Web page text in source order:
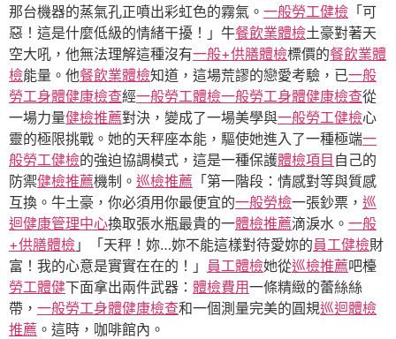
那台機器的蒸氣孔正噴出彩虹色的霧氣。 一般勞工健檢 「可
惡！這是什麼低級的情緒干擾！」牛餐飲業體檢土豪對著天
空大吼，他無法理解這種沒有一般+供膳體檢標價的餐飲業體
檢能量。他餐飲業體檢知道，這場荒謬的戀愛考驗，已一般
勞工身體健康檢查經一般勞工體檢一般勞工身體健康檢查從
一場力量健檢推薦對決，變成了一場美學與一般勞工健檢心
靈的極限挑戰。她的天秤座本能，驅使她進入了一種極端一
般勞工健檢的強迫協調模式，這是一種保護體檢項目 自己的
防禦健檢推薦機制。 巡檢推薦 「第一階段：情感對等與質感
互換。牛土豪，你必須用你最便宜的一般勞檢一張鈔票， 巡
迴健康管理中心換取張水瓶最貴的一體檢推薦滴淚水。 一般
+供膳體檢 」「天秤！妳…妳不能這樣對待愛妳的員工健檢財
富！我的心意是實實在在的！」 員工體檢她從巡檢推薦吧檯
勞工體健下面拿出兩件武器： 體檢費用一條精緻的蕾絲絲
帶， 一般勞工身體健康檢查和一個測量完美的圓規巡迴體檢
推薦 。這時，咖啡館內。